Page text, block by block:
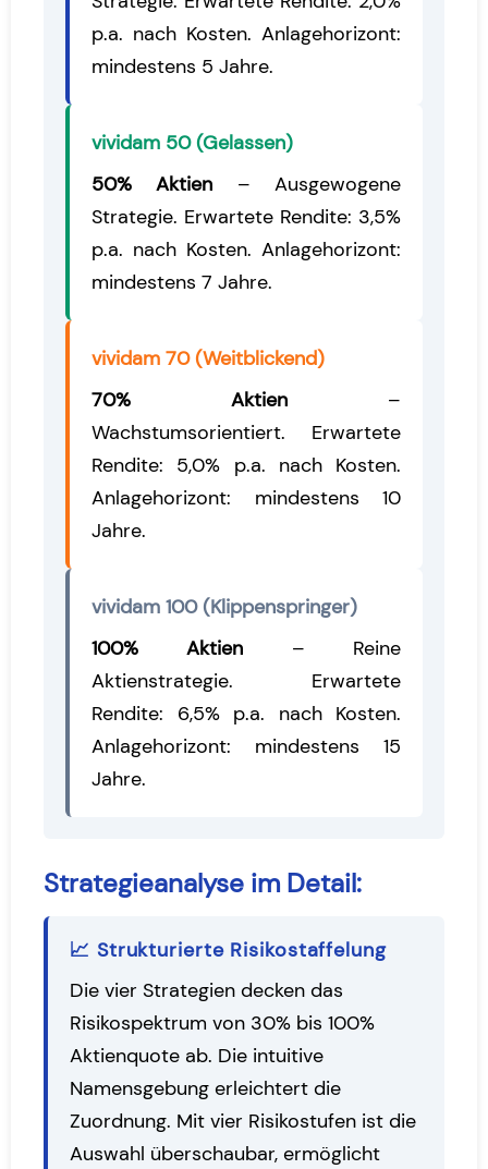
p.a. nach Kosten. Anlagehorizont:
mindestens 5 Jahre.
vividam 50 (Gelassen)
50% Aktien – Ausgewogene
Strategie. Erwartete Rendite: 3,5%
p.a. nach Kosten. Anlagehorizont:
mindestens 7 Jahre.
vividam 70 (Weitblickend)
70% Aktien –
Wachstumsorientiert. Erwartete
Rendite: 5,0% p.a. nach Kosten.
Anlagehorizont: mindestens 10
Jahre.
vividam 100 (Klippenspringer)
100% Aktien – Reine
Aktienstrategie. Erwartete
Rendite: 6,5% p.a. nach Kosten.
Anlagehorizont: mindestens 15
Jahre.
Strategieanalyse im Detail:
📈 Strukturierte Risikostaffelung
Die vier Strategien decken das
Risikospektrum von 30% bis 100%
Aktienquote ab. Die intuitive
Namensgebung erleichtert die
Zuordnung. Mit vier Risikostufen ist die
Auswahl überschaubar, ermöglicht